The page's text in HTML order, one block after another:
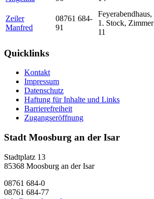
Zeiler
Manfred
08761 684-
91
Feyerabendhaus,
1. Stock, Zimmer
11
Quicklinks
Kontakt
Impressum
Datenschutz
Haftung für Inhalte und Links
Barrierefreiheit
Zugangseröffnung
Stadt Moosburg an der Isar
Stadtplatz 13
85368 Moosburg an der Isar
08761 684-0
08761 684-77